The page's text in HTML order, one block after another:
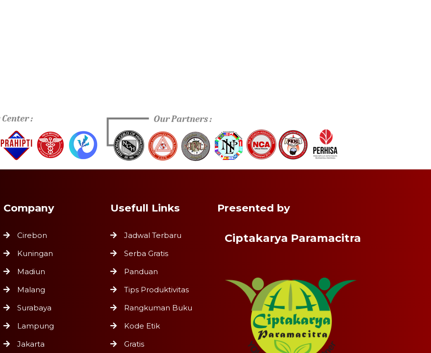
Company
Cirebon
Kuningan
Madiun
Malang
Surabaya
Lampung
Jakarta
Usefull Links
Jadwal Terbaru
Serba Gratis
Panduan
Tips Produktivitas
Rangkuman Buku
Kode Etik
Gratis
Presented by
Ciptakarya Paramacitra